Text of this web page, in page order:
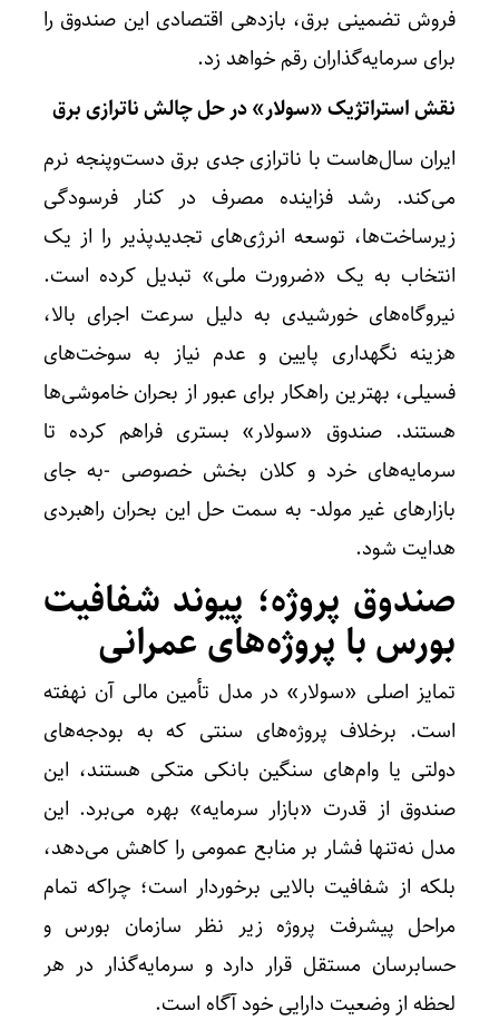
فروش تضمینی برق، بازدهی اقتصادی این صندوق را
برای سرمایه‌گذاران رقم خواهد زد.
نقش استراتژیک «سولار» در حل چالش ناترازی برق
ایران سال‌هاست با ناترازی جدی برق دست‌وپنجه نرم
می‌کند. رشد فزاینده مصرف در کنار فرسودگی
زیرساخت‌ها، توسعه انرژی‌های تجدیدپذیر را از یک
انتخاب به یک «ضرورت ملی» تبدیل کرده است.
نیروگاه‌های خورشیدی به دلیل سرعت اجرای بالا،
هزینه نگهداری پایین و عدم نیاز به سوخت‌های
فسیلی، بهترین راهکار برای عبور از بحران خاموشی‌ها
هستند. صندوق «سولار» بستری فراهم کرده تا
سرمایه‌های خرد و کلان بخش خصوصی -به جای
بازارهای غیر مولد- به سمت حل این بحران راهبردی
هدایت شود.
صندوق پروژه؛ پیوند شفافیت
بورس با پروژه‌های عمرانی
تمایز اصلی «سولار» در مدل تأمین مالی آن نهفته
است. برخلاف پروژه‌های سنتی که به بودجه‌های
دولتی یا وام‌های سنگین بانکی متکی هستند، این
صندوق از قدرت «بازار سرمایه» بهره می‌برد. این
مدل نه‌تنها فشار بر منابع عمومی را کاهش می‌دهد،
بلکه از شفافیت بالایی برخوردار است؛ چراکه تمام
مراحل پیشرفت پروژه زیر نظر سازمان بورس و
حسابرسان مستقل قرار دارد و سرمایه‌گذار در هر
لحظه از وضعیت دارایی خود آگاه است.